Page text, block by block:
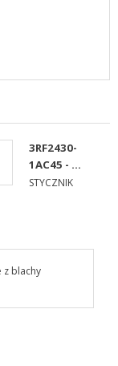
3RF2430-
1AC45 - ...
STYCZNIK